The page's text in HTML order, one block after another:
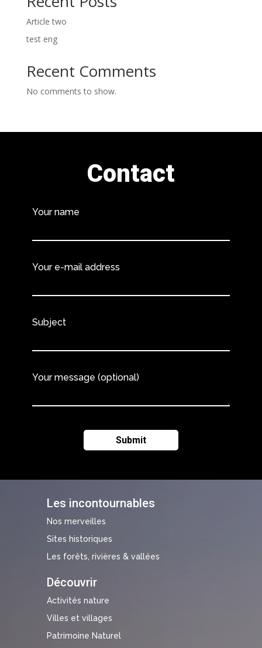
Article two
test eng
Recent Comments
No comments to show.
Les incontournables
Nos merveilles
Sites historiques
Les forêts, rivières & vallées
Découvrir
Activités nature
Villes et villages
Patrimoine Naturel
Contact
Your name
Your e-mail address
Subject
Your message (optional)